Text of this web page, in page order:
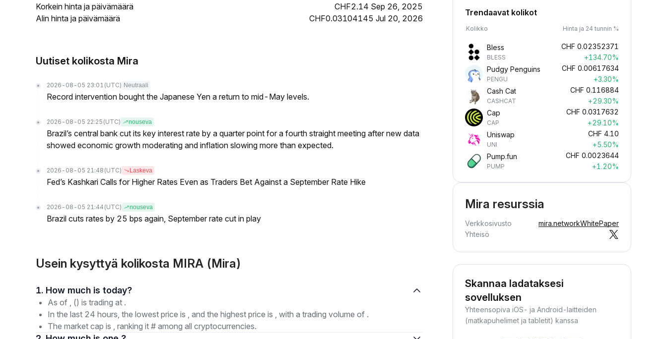
Korkein hinta ja päivämäärä
CHF2.14 Sep 26, 2025
Alin hinta ja päivämäärä
CHF0.03104145 Jul 20, 2026
Uutiset kolikosta Mira
2026-08-05 23:01 (UTC) Neutraali
Record intervention bought the Japanese Yen a return to mid-May levels.
2026-08-05 22:25 (UTC) nouseva
Brazil’s central bank cut its key interest rate by a quarter point for a fourth straight meeting after new data
showed economic growth moderating and inflation slowing more than expected.
2026-08-05 21:48 (UTC) Laskeva
Fed’s Kashkari Calls for Higher Rates Even as Traders Bet Against a September Rate Hike
2026-08-05 21:44 (UTC) nouseva
Brazil cuts rates by 25 bps again, September rate cut in play
Usein kysyttyä kolikosta MIRA (Mira)
1. How much is today?
As of , () is trading at .
In the last 24 hours, the lowest price is , and the highest price is , with a trading volume of .
The market cap is , ranking it # among all cryptocurrencies.
Trendaavat kolikot
Kolikko Hinta ja 24 tunnin %
Bless
BLESS
CHF 0.02352371
+134.70%
Pudgy Penguins
PENGU
CHF 0.00617634
+3.30%
Cash Cat
CASHCAT
CHF 0.116884
+29.30%
Cap
CAP
CHF 0.0317632
+29.10%
Uniswap
UNI
CHF 4.10
+5.50%
Pump.fun
PUMP
CHF 0.0023644
+1.20%
Mira resurssia
Verkkosivusto mira.networkWhitePaper
Yhteisö
Skannaa ladataksesi
sovelluksen
Yhteensopiva iOS- ja Android-laitteiden
(matkapuhelimet ja tabletit) kanssa